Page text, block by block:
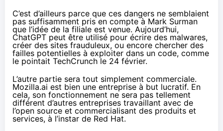
C’est d’ailleurs parce que ces dangers ne semblaient
pas suffisamment pris en compte à Mark Surman
que l’idée de la filiale est venue. Aujourd’hui,
ChatGPT peut être utilisé pour écrire des malwares,
créer des sites frauduleux, ou encore chercher des
failles potentielles à exploiter dans un code, comme
le pointait TechCrunch le 24 février.
L’autre partie sera tout simplement commerciale.
Mozilla.ai est bien une entreprise à but lucratif. En
cela, son fonctionnement ne sera pas tellement
différent d’autres entreprises travaillant avec de
l’open source et commercialisant des produits et
services, à l’instar de Red Hat.